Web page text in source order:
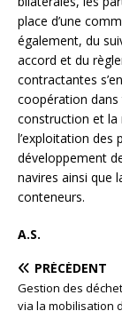
place d’une
également, du
accord et du
contractantes
coopération
construction et la
l’exploitation des
développement
navires ainsi que
conteneurs.
A.S.
PRÉCÉDENT
Gestion des
via la mobilisation